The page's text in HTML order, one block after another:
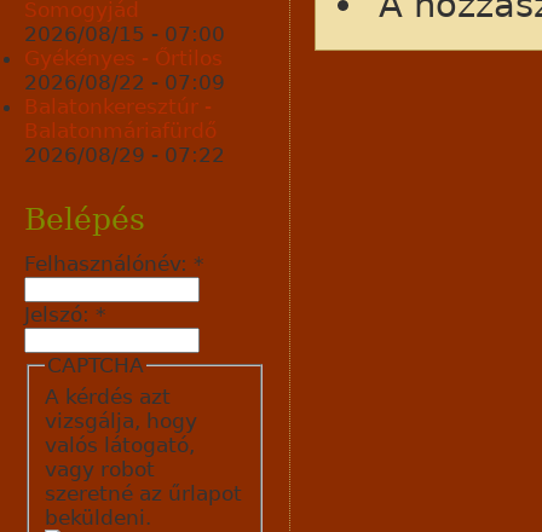
Somogyjád
2026/08/15 - 07:00
Gyékényes - Őrtilos
2026/08/22 - 07:09
Balatonkeresztúr -
Balatonmáriafürdő
2026/08/29 - 07:22
Belépés
Felhasználónév: *
Jelszó: *
CAPTCHA
A kérdés azt
vizsgálja, hogy
valós látogató,
vagy robot
szeretné az űrlapot
beküldeni.